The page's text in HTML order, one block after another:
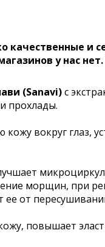
качественные и
у нас нет.
(Sanavi)с
прохлады.
кожу вокруг
морщин, при
ее от
повышает